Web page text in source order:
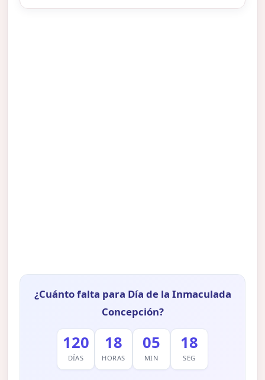
¿Cuánto falta para Día de la Inmaculada
Concepción?
120
DÍAS
18
HORAS
05
MIN
17
SEG